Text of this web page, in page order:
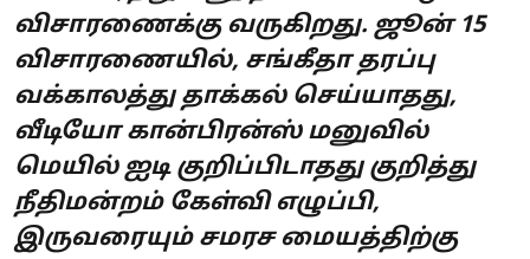
விசாரணைக்கு வருகிறது. ஜூன் 15
விசாரணையில், சங்கீதா தரப்பு
வக்காலத்து தாக்கல் செய்யாதது,
வீடியோ கான்பிரன்ஸ் மனுவில்
மெயில் ஐடி குறிப்பிடாதது குறித்து
நீதிமன்றம் கேள்வி எழுப்பி,
இருவரையும் சமரச மையத்திற்கு